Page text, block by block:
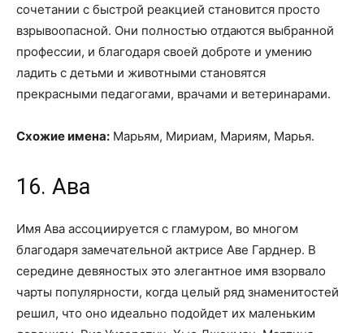
сочетании с быстрой реакцией становится просто
взрывоопасной. Они полностью отдаются выбранной
профессии, и благодаря своей доброте и умению
ладить с детьми и животными становятся
прекрасными педагогами, врачами и ветеринарами.
Схожие имена: Марьям, Мириам, Мариям, Марья.
16. Ава
Имя Ава ассоциируется с гламуром, во многом
благодаря замечательной актрисе Аве Гарднер. В
середине девяностых это элегантное имя взорвало
чарты популярности, когда целый ряд знаменитостей
решил, что оно идеально подойдет их маленьким